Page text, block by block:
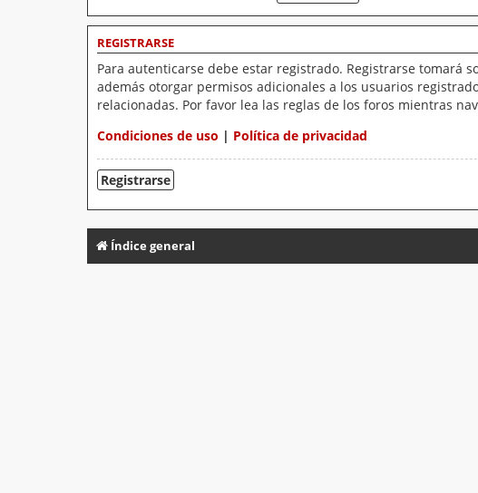
REGISTRARSE
Para autenticarse debe estar registrado. Registrarse tomará
además otorgar permisos adicionales a los usuarios
relacionadas. Por favor lea las reglas de los foros mientras
Condiciones de uso | Política de privacidad
Registrarse
Índice general